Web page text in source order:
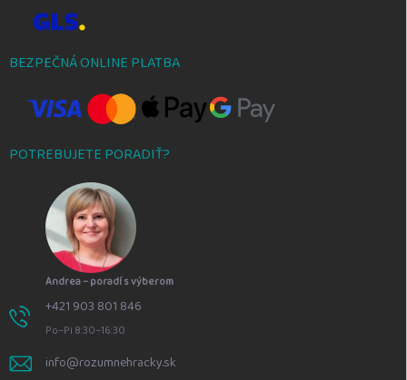
BEZPEČNÁ ONLINE PLATBA
POTREBUJETE PORADIŤ?
Andrea – poradí s výberom
+421 903 801 846
Po–Pi 8:30–16:30
info@rozumnehracky.sk